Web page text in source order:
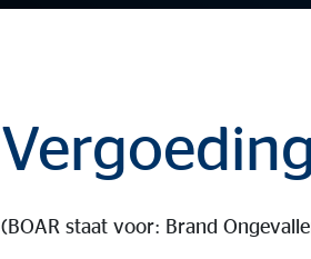
(BOAR staat voor: Brand